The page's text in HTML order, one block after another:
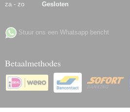
za - zo Gesloten
Stuur ons een Whatsapp bericht
Betaalmethodes